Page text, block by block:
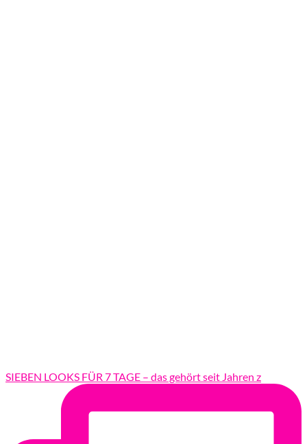
SIEBEN LOOKS FÜR 7 TAGE – das gehört seit Jahren z